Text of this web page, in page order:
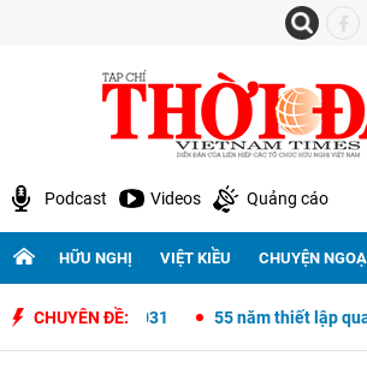
Podcast Videos Quảng cáo
HỮU NGHỊ VIỆT KIỀU CHUYỆN
CHUYÊN ĐỀ:
2031 55 năm thiết lập quan hệ ngoại